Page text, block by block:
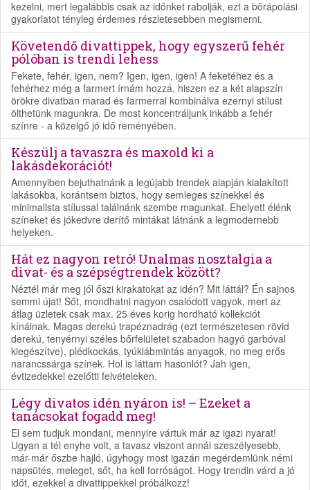
kezelni, mert legalábbis csak az időnket rabolják, ezt a bőrápolási
gyakorlatot tényleg érdemes részletesebben megismerni.
Követendő divattippek, hogy egyszerű fehér
pólóban is trendi lehess
Fekete, fehér, igen, nem? Igen, igen, igen! A feketéhez és a
fehérhez még a farmert írnám hozzá, hiszen ez a két alapszín
örökre divatban marad és farmerral kombinálva ezernyi stílust
ölthetünk magunkra. De most koncentráljunk inkább a fehér
színre - a közelgő jó idő reményében.
Készülj a tavaszra és maxold ki a
lakásdekorációt!
Amennyiben bejuthatnánk a legújabb trendek alapján kialakított
lakásokba, korántsem biztos, hogy semleges színekkel és
minimalista stílussal találnánk szembe magunkat. Ehelyett élénk
színeket és jókedvre derítő mintákat látnánk a legmodernebb
helyeken.
Hát ez nagyon retró! Unalmas nosztalgia a
divat- és a szépségtrendek között?
Néztél már meg jól őszi kirakatokat az idén? Mit láttál? Én sajnos
semmi újat! Sőt, mondhatni nagyon csalódott vagyok, mert az
átlag üzletek csak max. 25 éves korig hordható kollekciót
kínálnak. Magas derekú trapéznadrág (ezt természetesen rövid
derekú, tenyérnyi széles bőrfelületet szabadon hagyó garbóval
kiegészítve), plédkockás, tyúklábmintás anyagok, no meg erős
narancssárga színek. Hol is láttam hasonlót? Jah igen,
évtizedekkel ezelőtti felvételeken.
Légy divatos idén nyáron is! – Ezeket a
tanácsokat fogadd meg!
El sem tudjuk mondani, mennyire vártuk már az igazi nyarat!
Ugyan a tél enyhe volt, a tavasz viszont annál szeszélyesebb,
már-már őszbe hajló, úgyhogy most igazán megérdemlünk némi
napsütés, meleget, sőt, ha kell forróságot. Hogy trendin várd a jó
időt, ezekkel a divattippekkel próbálkozz!